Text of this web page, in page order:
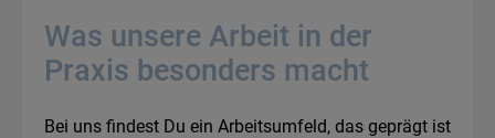
Was unsere Arbeit in der
Praxis besonders macht
Bei uns findest Du ein Arbeitsumfeld, das geprägt ist